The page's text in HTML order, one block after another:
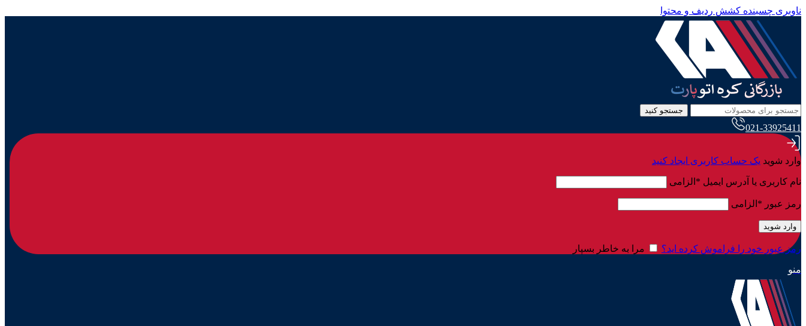
ناوبری چسبنده کشش ردیف و محتوا
جستجو کنید
021-33925411
وارد شوید یک حساب کاربری ایجاد کنید
نام کاربری یا آدرس ایمیل * الزامی
رمز عبور * الزامی
وارد شوید
رمز عبور خود را فراموش کرده اید؟ مرا به خاطر بسپار
منو